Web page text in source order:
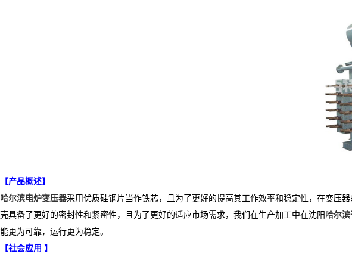
【产品概述】
哈尔滨电炉变压器采用优质硅钢片当作铁芯，且为了更好的提高其工作效率和稳定性，在变压
壳具备了更好的密封性和紧密性，且为了更好的适应市场需求，我们在生产加工中在沈阳哈尔
能更为可靠，运行更为稳定。
【社会应用 】